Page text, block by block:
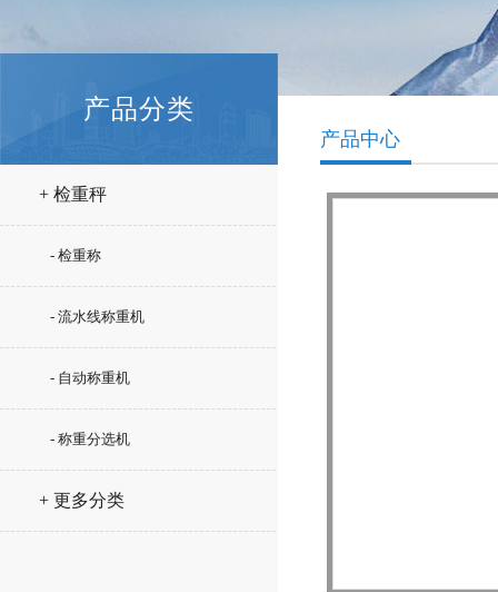
产品分类
+ 检重秤
- 检重称
- 流水线称重机
- 自动称重机
- 称重分选机
+ 更多分类
产品中心